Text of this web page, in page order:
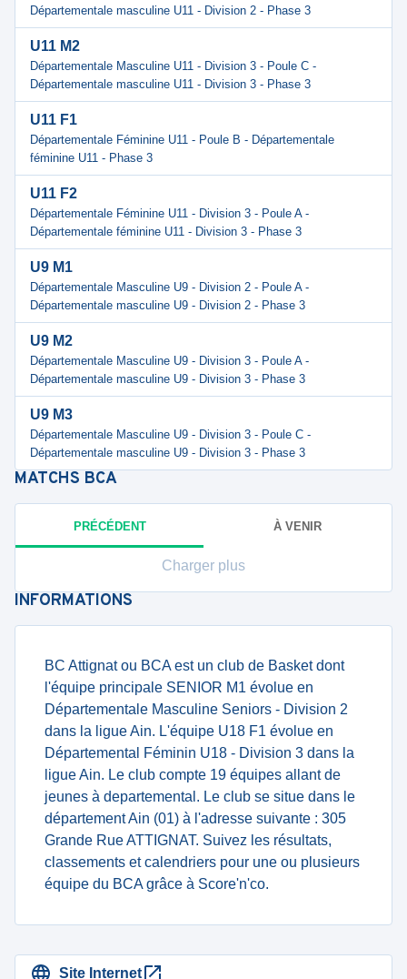
Départementale masculine U11 - Division 2 - Phase 3
U11 M2
Départementale Masculine U11 - Division 3 - Poule C -
Départementale masculine U11 - Division 3 - Phase 3
U11 F1
Départementale Féminine U11 - Poule B - Départementale
féminine U11 - Phase 3
U11 F2
Départementale Féminine U11 - Division 3 - Poule A -
Départementale féminine U11 - Division 3 - Phase 3
U9 M1
Départementale Masculine U9 - Division 2 - Poule A -
Départementale masculine U9 - Division 2 - Phase 3
U9 M2
Départementale Masculine U9 - Division 3 - Poule A -
Départementale masculine U9 - Division 3 - Phase 3
U9 M3
Départementale Masculine U9 - Division 3 - Poule C -
Départementale masculine U9 - Division 3 - Phase 3
MATCHS BCA
PRÉCÉDENT À VENIR
Charger plus
INFORMATIONS
BC Attignat ou BCA est un club de Basket dont
l'équipe principale SENIOR M1 évolue en
Départementale Masculine Seniors - Division 2
dans la ligue Ain. L'équipe U18 F1 évolue en
Départemental Féminin U18 - Division 3 dans la
ligue Ain. Le club compte 19 équipes allant de
jeunes à departemental. Le club se situe dans le
département Ain (01) à l'adresse suivante : 305
Grande Rue ATTIGNAT. Suivez les résultats,
classements et calendriers pour une ou plusieurs
équipe du BCA grâce à Score'n'co.
Site Internet